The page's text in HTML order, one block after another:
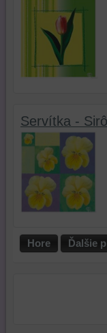
Servítka -
Hore Ďalšie
ste
mali
používateľský
používať
skripty
a/alebo
zdroje
tretích
strán,
widgety
webovej
stránky,
analýzu
s
ktorými
ste
interagovali
alebo
ste
ich
zaznamenávanie
udalostí
navštívili
na
tejto
webovej
iných
webových
stránkach.